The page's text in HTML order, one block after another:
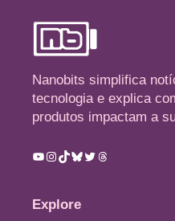
Nanobits simplifica
tecnologia e explica
produtos impactam a
Youtube
Instagram
TikTok
Bluesky
TwitterThreads
Explore